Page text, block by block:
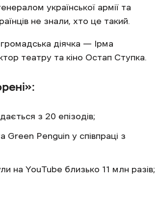
української армії та
не знали, хто це такий.
діячка — Ірма
театру та кіно Остап Ступка.
з 20 епізодів;
Penguin у співпраці з
на YouTube близько 11 млн разів;